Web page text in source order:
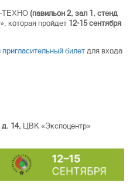
ТЕХНО (павильон 2, зал 1, стенд
которая пройдет 12-15 сентября
билетдля входа
д. 14, ЦВК «Экспоцентр»